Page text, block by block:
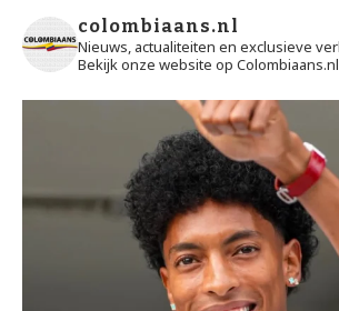
colombiaans.nl
Nieuws, actualiteiten en exclusieve
Bekijk onze website op